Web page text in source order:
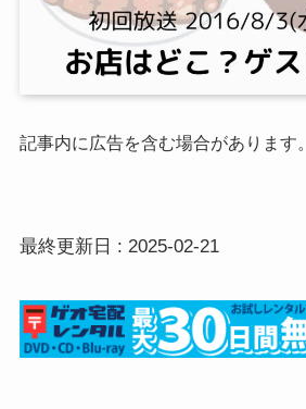
記事内に広告を含む場合があります。
最終更新日 : 2025-02-21